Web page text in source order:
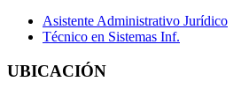
Asistente Administrativo Jurídico
Técnico en Sistemas Inf.
UBICACIÓN